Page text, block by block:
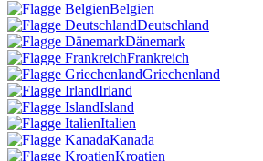
Belgien
Deutschland
Dänemark
Frankreich
Griechenland
Irland
Island
Italien
Kanada
Kroatien